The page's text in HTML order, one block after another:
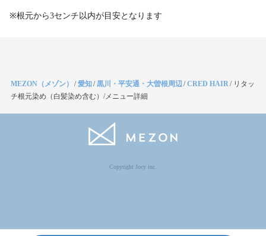
※根元から3センチ以内が目安となります
MEZON（メゾン） /愛知/黒川・平安通・大曽根周辺/CRED HAIR/ リタッ
チ根元染め（白髪染め含む）/メニュー詳細
Copyright Jocy inc.